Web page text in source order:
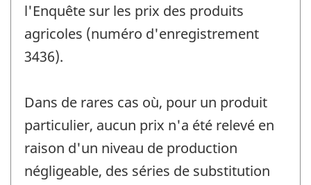
l'Enquête sur les prix des produits
agricoles (numéro d'enregistrement
3436).
Dans de rares cas où, pour un produit
particulier, aucun prix n'a été relevé en
raison d'un niveau de production
négligeable, des séries de substitution